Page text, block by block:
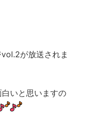
が放送されま
いと思いますの